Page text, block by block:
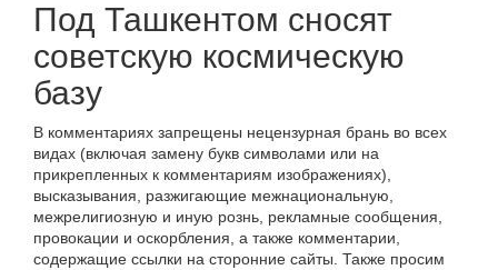
Под Ташкентом сносят
советскую космическую
базу
В комментариях запрещены нецензурная брань во всех
видах (включая замену букв символами или на
прикрепленных к комментариям изображениях),
высказывания, разжигающие межнациональную,
межрелигиозную и иную рознь, рекламные сообщения,
провокации и оскорбления, а также комментарии,
содержащие ссылки на сторонние сайты. Также просим